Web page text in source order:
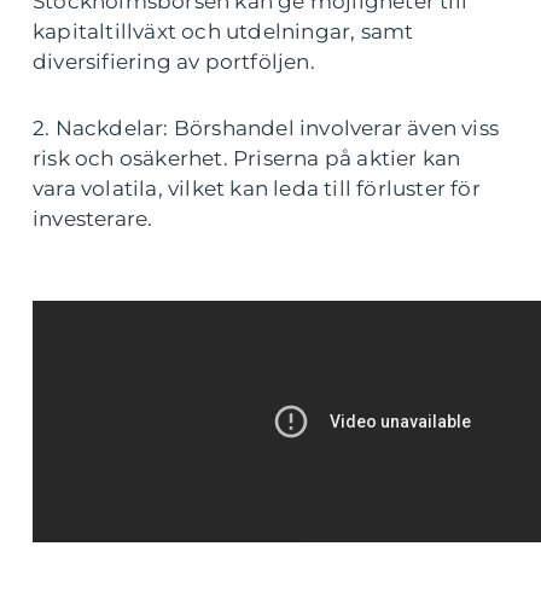
kapitaltillväxt och utdelningar, samt
diversifiering av portföljen.
2. Nackdelar: Börshandel involverar även viss
risk och osäkerhet. Priserna på aktier kan
vara volatila, vilket kan leda till förluster för
investerare.